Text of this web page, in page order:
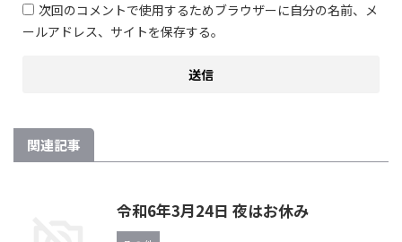
次回のコメントで使用するためブラウザーに自分の名前、メ
ールアドレス、サイトを保存する。
関連記事
令和6年3月24日 夜はお休み